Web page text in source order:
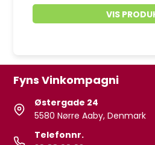
VIS
Fyns Vinkompagni
Østergade 24
5580 Nørre Aaby, Denmark
Telefonnr.